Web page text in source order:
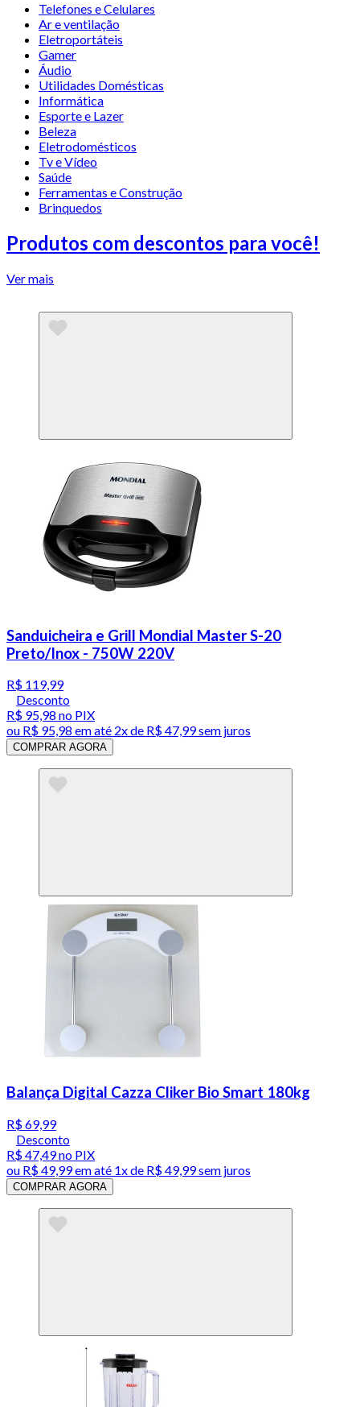
Telefones e Celulares
Ar e ventilação
Eletroportáteis
Gamer
Áudio
Utilidades Domésticas
Informática
Esporte e Lazer
Beleza
Eletrodomésticos
Tv e Vídeo
Saúde
Ferramentas e Construção
Brinquedos
Produtos com descontos para você!
Ver mais
Sanduicheira e Grill Mondial Master S-20
Preto/Inox - 750W 220V
R$ 119,99
Desconto
R$ 95,98 no PIX
ou R$ 95,98 em até 2x de R$ 47,99 sem juros
COMPRAR AGORA
Balança Digital Cazza Cliker Bio Smart 180kg
R$ 69,99
Desconto
R$ 47,49no PIX
ou R$ 49,99em até 1x de R$ 49,99sem juros
COMPRAR AGORA